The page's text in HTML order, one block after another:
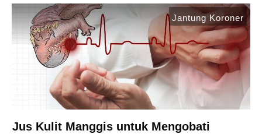
Jantung Koroner
Jus Kulit Manggis untuk Mengobati